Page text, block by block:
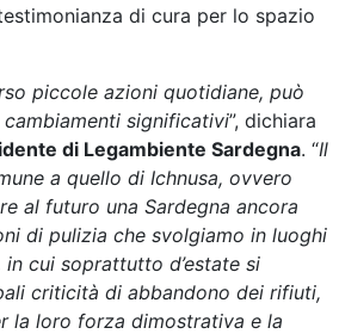
di cura per lo spazio
piccole azioni quotidiane, può
significativi”, dichiara
di Legambiente Sardegna. “Il
a quello di Ichnusa, ovvero
al futuro una Sardegna ancora
di pulizia che svolgiamo in luoghi
cui soprattutto d’estate si
criticità di abbandono dei rifiuti,
la loro forza dimostrativa e la